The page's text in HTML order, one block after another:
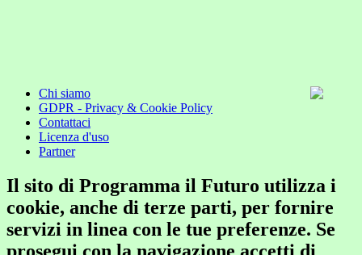
Chi siamo
GDPR - Privacy & Cookie Policy
Contattaci
Licenza d'uso
Partner
Il sito di Programma il Futuro utilizza i
cookie, anche di terze parti, per fornire
servizi in linea con le tue preferenze. Se